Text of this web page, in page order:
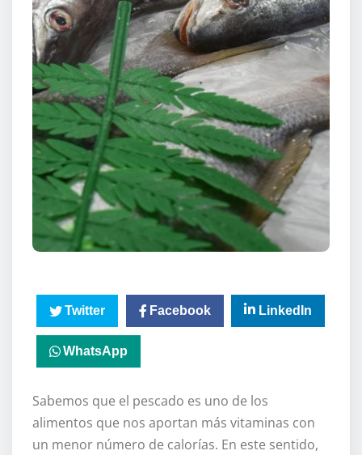
Twitter Facebook LinkedIn
WhatsApp
Sabemos que el pescado es uno de los
alimentos que nos aportan más vitaminas con
un menor número de calorías. En este sentido,